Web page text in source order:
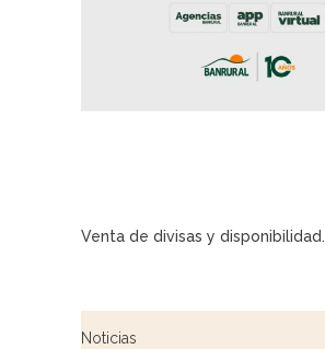
Venta de divisas y disponibilidad.
Noticias